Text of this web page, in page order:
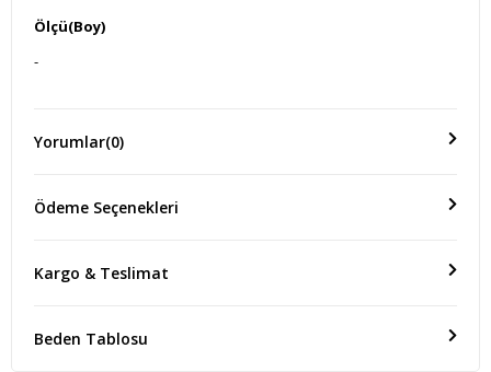
Ölçü(Boy)
-
Yorumlar(0)
Ödeme Seçenekleri
Kargo & Teslimat
Beden Tablosu